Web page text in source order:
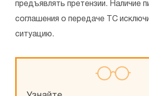
предъявлять претензии. Наличие
соглашения о передаче ТС
ситуацию.